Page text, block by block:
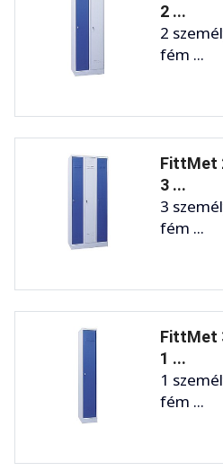
2 ...
2
fém ...
FittMet
3 ...
3
fém ...
FittMet
1 ...
1
fém ...